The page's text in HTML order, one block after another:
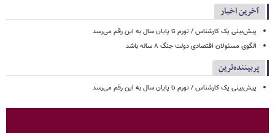
آخرین اخبار
پیش‌بینی یک کارشناس / تورم تا پایان سال به این رقم می‌رسد
الگوی مسئولان اقتصادی دولت جنگ ۸ ساله باشد
پربیننده‌ترین
پیش‌بینی یک کارشناس / تورم تا پایان سال به این رقم می‌رسد